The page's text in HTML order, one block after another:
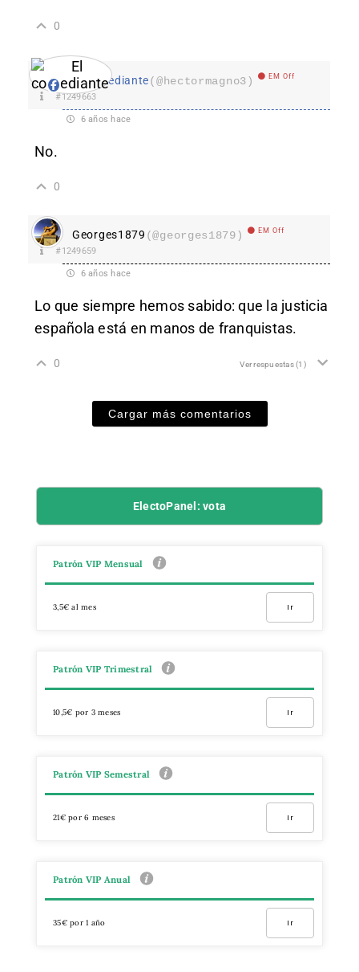
0
El comediante(@hectormagno3) EM Off
#1249663
6 años hace
No.
0
Georges1879 (@georges1879) EM Off
#1249659
6 años hace
Lo que siempre hemos sabido: que la justicia
española está en manos de franquistas.
0 Ver respuestas(1)
Cargar más comentarios
ElectoPanel: vota
Patrón VIP Mensual
3,5€ al mes Ir
Patrón VIP Trimestral
10,5€ por 3 meses Ir
Patrón VIP Semestral
21€ por 6 meses Ir
Patrón VIP Anual
35€ por 1 año Ir